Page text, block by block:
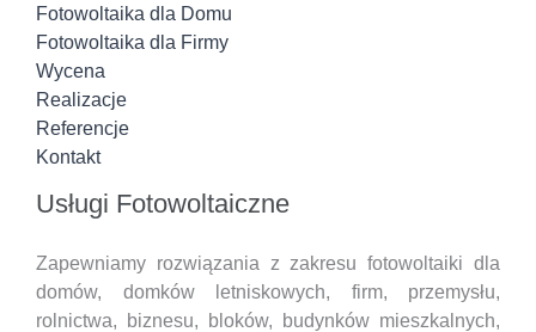
Fotowoltaika dla Domu
Fotowoltaika dla Firmy
Wycena
Realizacje
Referencje
Kontakt
Usługi Fotowoltaiczne
Zapewniamy rozwiązania z zakresu fotowoltaiki dla
domów, domków letniskowych, firm, przemysłu,
rolnictwa, biznesu, bloków, budynków mieszkalnych,